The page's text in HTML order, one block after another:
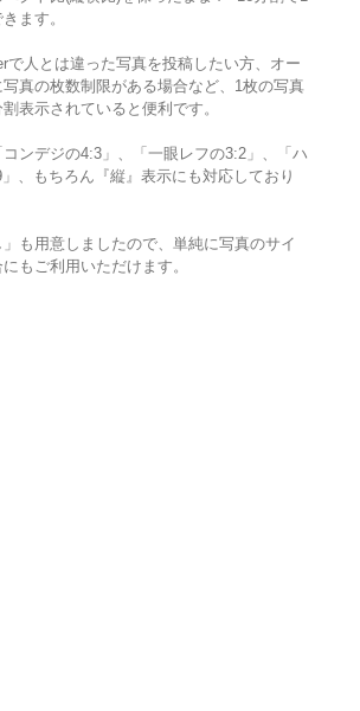
ます。
で人とは違った写真を投稿したい方、オー
真の枚数制限がある場合など、1枚の写真
表示されていると便利です。
ンデジの4:3」、「一眼レフの3:2」、「ハ
、もちろん『縦』表示にも対応しており
も用意しましたので、単純に写真のサイ
もご利用いただけます。